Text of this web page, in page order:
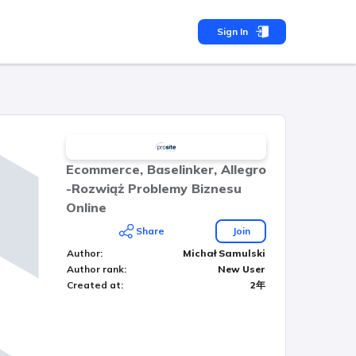
Sign In
Ecommerce, Baselinker, Allegro
-Rozwiąż Problemy Biznesu
Online
Share
Join
Author:
Michał Samulski
Author rank:
New User
Created at: 2年